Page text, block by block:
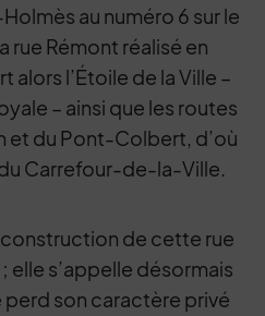
au numéro 6 sur le
rue Rémont réalisé en
alors l’Étoile de la Ville –
– ainsi que les routes
et du Pont-Colbert, d’où
Carrefour-de-la-Ville.
de cette rue
elle s’appelle désormais
perd son caractère privé